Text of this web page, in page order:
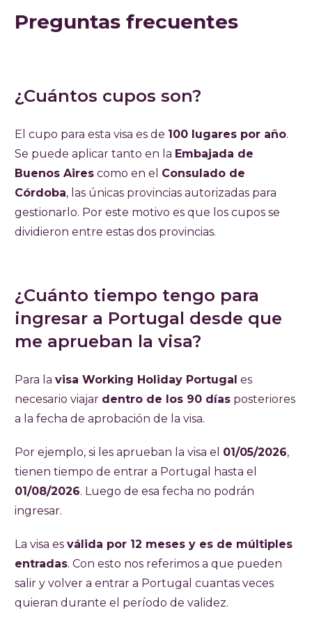
Preguntas frecuentes
¿Cuántos cupos son?
El cupo para esta visa es de 100 lugares por año.
Se puede aplicar tanto en la Embajada de
Buenos Aires como en el Consulado de
Córdoba, las únicas provincias autorizadas para
gestionarlo. Por este motivo es que los cupos se
dividieron entre estas dos provincias.
¿Cuánto tiempo tengo para
ingresar a Portugal desde que
me aprueban la visa?
Para la visa Working Holiday Portugal es
necesario viajar dentro de los 90 días posteriores
a la fecha de aprobación de la visa.
Por ejemplo, si les aprueban la visa el 01/05/2026,
tienen tiempo de entrar a Portugal hasta el
01/08/2026. Luego de esa fecha no podrán
ingresar.
La visa es válida por 12 meses y es de múltiples
entradas. Con esto nos referimos a que pueden
salir y volver a entrar a Portugal cuantas veces
quieran durante el período de validez.